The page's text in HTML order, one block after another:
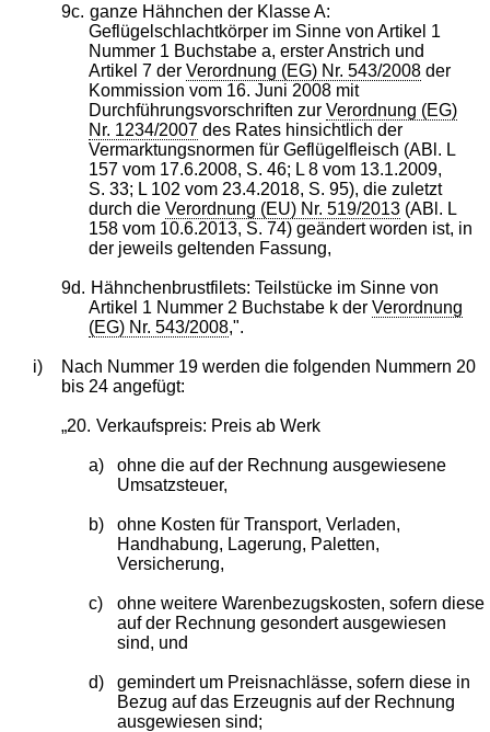
9c. ganze Hähnchen der Klasse A:
Geflügelschlachtkörper im Sinne von Artikel 1
Nummer 1 Buchstabe a, erster Anstrich und
Artikel 7 derVerordnung (EG) Nr. 543/2008 der
Kommission vom 16. Juni 2008 mit
Durchführungsvorschriften zurVerordnung (EG)
Nr. 1234/2007 des Rates hinsichtlich der
Vermarktungsnormen für Geflügelfleisch (ABl. L
157 vom 17.6.2008, S. 46; L 8 vom 13.1.2009,
S. 33; L 102 vom 23.4.2018, S. 95), die zuletzt
durch dieVerordnung (EU) Nr. 519/2013 (ABl. L
158 vom 10.6.2013, S. 74) geändert worden ist, in
der jeweils geltenden Fassung,
9d. Hähnchenbrustfilets: Teilstücke im Sinne von
Artikel 1 Nummer 2 Buchstabe k derVerordnung
(EG) Nr. 543/2008,".
i)
Nach Nummer 19 werden die folgenden Nummern 20
bis 24 angefügt:
„20. Verkaufspreis: Preis ab Werk
a)
ohne die auf der Rechnung ausgewiesene
Umsatzsteuer,
b)
ohne Kosten für Transport, Verladen,
Handhabung, Lagerung, Paletten,
Versicherung,
c)
ohne weitere Warenbezugskosten, sofern diese
auf der Rechnung gesondert ausgewiesen
sind, und
d)
gemindert um Preisnachlässe, sofern diese in
Bezug auf das Erzeugnis auf der Rechnung
ausgewiesen sind;